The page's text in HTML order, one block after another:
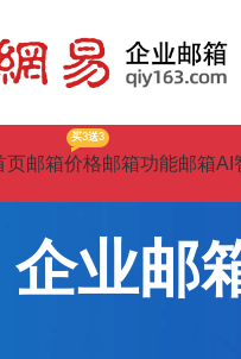
页邮箱价格
买3送3
邮箱功能邮箱AI
企业邮